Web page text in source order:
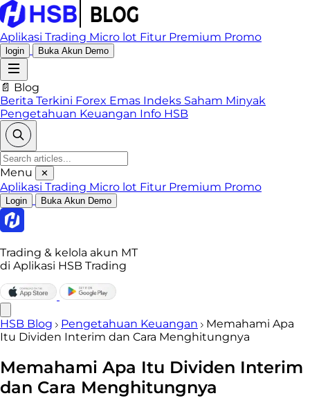
Aplikasi Trading Micro lot Fitur Premium Promo
login Buka Akun Demo
📄 Blog
Berita Terkini Forex Emas Indeks Saham Minyak
Pengetahuan Keuangan Info HSB
Menu ✕
Aplikasi Trading Micro lot Fitur Premium Promo
Login Buka Akun Demo
Trading & kelola akun MT
di Aplikasi HSB Trading
HSB Blog Pengetahuan Keuangan
Memahami Apa
Itu Dividen Interim dan Cara Menghitungnya
Memahami Apa Itu Dividen Interim
dan Cara Menghitungnya